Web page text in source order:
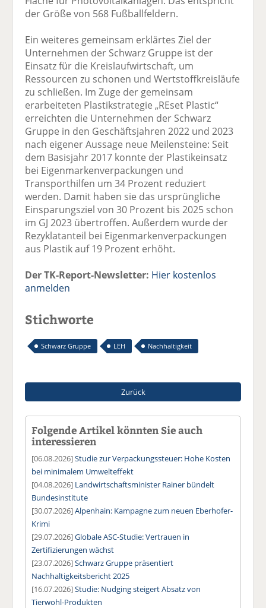
der Größe von 568 Fußballfeldern.
Ein weiteres gemeinsam erklärtes Ziel der
Unternehmen der Schwarz Gruppe ist der
Einsatz für die Kreislaufwirtschaft, um
Ressourcen zu schonen und Wertstoffkreisläufe
zu schließen. Im Zuge der gemeinsam
erarbeiteten Plastikstrategie „REset Plastic“
erreichten die Unternehmen der Schwarz
Gruppe in den Geschäftsjahren 2022 und 2023
nach eigener Aussage neue Meilensteine: Seit
dem Basisjahr 2017 konnte der Plastikeinsatz
bei Eigenmarkenverpackungen und
Transporthilfen um 34 Prozent reduziert
werden. Damit haben sie das ursprüngliche
Einsparungsziel von 30 Prozent bis 2025 schon
im GJ 2023 übertroffen. Außerdem wurde der
Rezyklatanteil bei Eigenmarkenverpackungen
aus Plastik auf 19 Prozent erhöht.
Der TK-Report-Newsletter: Hier kostenlos
anmelden
Stichworte
Schwarz Gruppe LEH Nachhaltigkeit
Zurück
Folgende Artikel könnten Sie auch
interessieren
[06.08.2026]Studie zur Verpackungssteuer: Hohe Kosten
bei minimalem Umwelteffekt
[04.08.2026] Landwirtschaftsminister Rainer bündelt
Bundesinstitute
[30.07.2026]Alpenhain: Kampagne zum neuen Eberhofer-
Krimi
[29.07.2026]Globale ASC-Studie: Vertrauen in
Zertifizierungen wächst
[23.07.2026]Schwarz Gruppe präsentiert
Nachhaltigkeitsbericht 2025
[16.07.2026]Studie: Nudging steigert Absatz von
Tierwohl-Produkten